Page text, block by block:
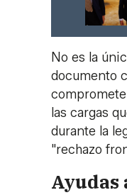
No es la
documento
las cargas
durante la
"rechazo
Ayudas